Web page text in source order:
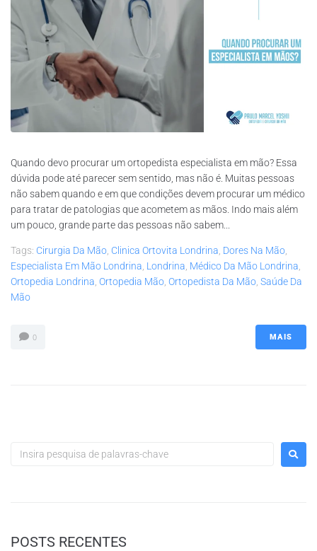
Quando devo procurar um ortopedista especialista em mão? Essa
dúvida pode até parecer sem sentido, mas não é. Muitas pessoas
não sabem quando e em que condições devem procurar um médico
para tratar de patologias que acometem as mãos. Indo mais além
um pouco, grande parte das pessoas não sabem...
Tags: Cirurgia Da Mão Clinica Ortovita Londrina Dores Na Mão
Especialista Em Mão Londrina Londrina Médico Da Mão Londrina
Ortopedia Londrina Ortopedia Mão Ortopedista Da Mão Saúde Da
Mão
0 MAIS
POSTS RECENTES